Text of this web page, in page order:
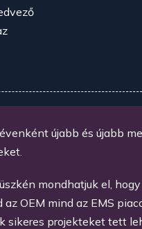
újabb és újabb
mondhatjuk el,
OEM mind az EMS
sikeres projekteket tett